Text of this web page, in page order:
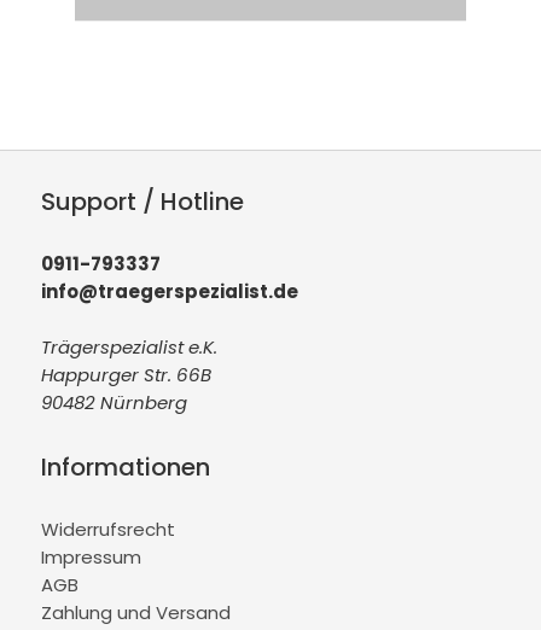
Support / Hotline
0911-793337
info@traegerspezialist.de
Trägerspezialist e.K.
Happurger Str. 66B
90482 Nürnberg
Informationen
Widerrufsrecht
Impressum
AGB
Zahlung und Versand